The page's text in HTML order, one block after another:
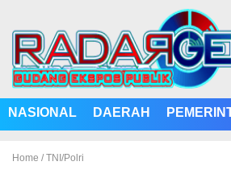
NASIONAL DAERAH
Home / TNI/Polri